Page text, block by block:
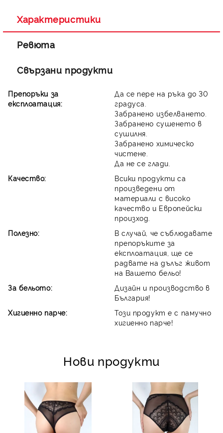
Характеристики
Ревюта
Свързани продукти
Препоръки за
експлоатация:
Да се пере на ръка до 30
градуса.
Забранено избелването.
Забранено сушенето в
сушилня.
Забранено химическо
чистене.
Да не се глади.
Качество:
Всики продукти са
произведени от
материали с високо
качество и Европейски
произход.
Полезно:
В случай, че съблюдавате
препоръките за
експлоатация, ще се
радвате на дълъг живот
на Вашето бельо!
За бельото:
Дизайн и производство в
България!
Хигиенно парче:
Този продукт е с памучно
хигиенно парче!
Нови продукти